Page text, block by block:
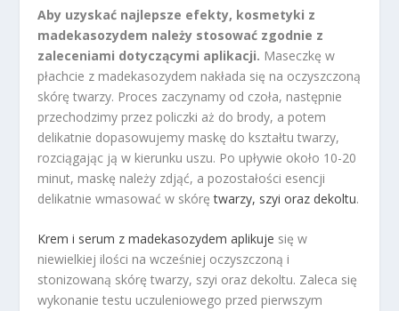
Aby uzyskać najlepsze efekty, kosmetyki z
madekasozydem należy stosować zgodnie z
zaleceniami dotyczącymi aplikacji. Maseczkę w
płachcie z madekasozydem nakłada się na oczyszczoną
skórę twarzy. Proces zaczynamy od czoła, następnie
przechodzimy przez policzki aż do brody, a potem
delikatnie dopasowujemy maskę do kształtu twarzy,
rozciągając ją w kierunku uszu. Po upływie około 10-20
minut, maskę należy zdjąć, a pozostałości esencji
delikatnie wmasować w skórętwarzy, szyi oraz dekoltu.
Krem i serum z madekasozydem aplikuje się w
niewielkiej ilości na wcześniej oczyszczoną i
stonizowaną skórę twarzy, szyi oraz dekoltu. Zaleca się
wykonanie testu uczuleniowego przed pierwszym